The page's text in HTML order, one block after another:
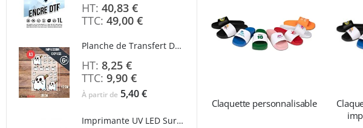
Claquette personnalisable
49,00 €
40,83 €
Planche de Transfert DTF - Format A3 - 28 x 42 cm - Expédié en 6 heures
9,90 €
8,25 €
À partir de 5,40 €
Imprimante UV LED SureColor SC-V1000 EPSON - Garantie 3 ans
0,00 €
Imprimante Versiflex Objet et Textile : Kit Versiflex SG1000